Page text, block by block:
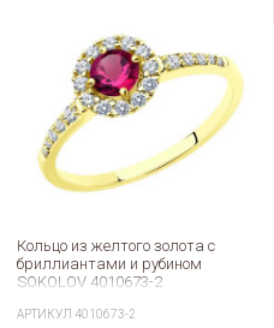
Кольцо из желтого золота с
бриллиантами и рубином
SOKOLOV 4010673-2
АРТИКУЛ 4010673-2